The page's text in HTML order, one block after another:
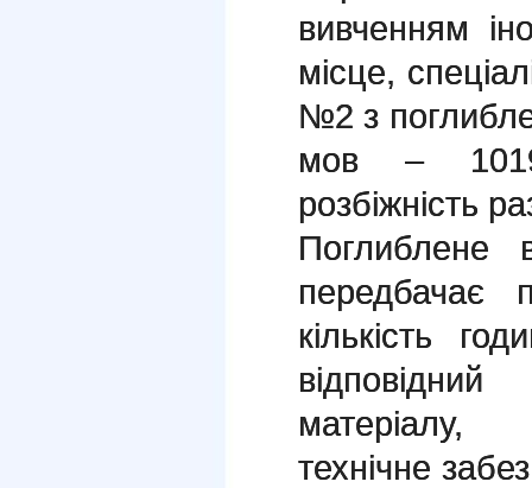
вивченням
місце,
№2 з
мов –
розбіжність
Поглиблене
передбачає
кількість
матеріалу,
технічне